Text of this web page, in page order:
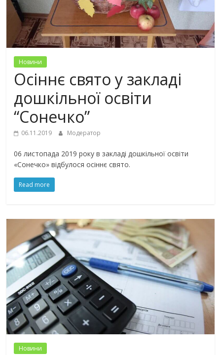
Новини
Осіннє свято у закладі
дошкільної освіти
“Сонечко”
06.11.2019 Модератор
06 листопада 2019 року в закладі дошкільної освіти
«Сонечко» відбулося осіннє свято.
Read more
Новини